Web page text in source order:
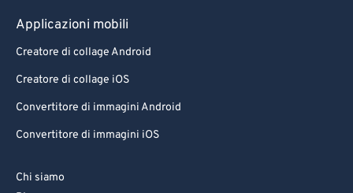
Applicazioni mobili
Creatore di collage Android
Creatore di collage iOS
Convertitore di immagini Android
Convertitore di immagini iOS
Chi siamo